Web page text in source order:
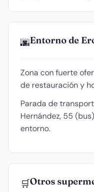
🌆Entorno de
Zona con fuerte
de restauración y
Parada de
Hernández, 55
entorno.
🛒Otros